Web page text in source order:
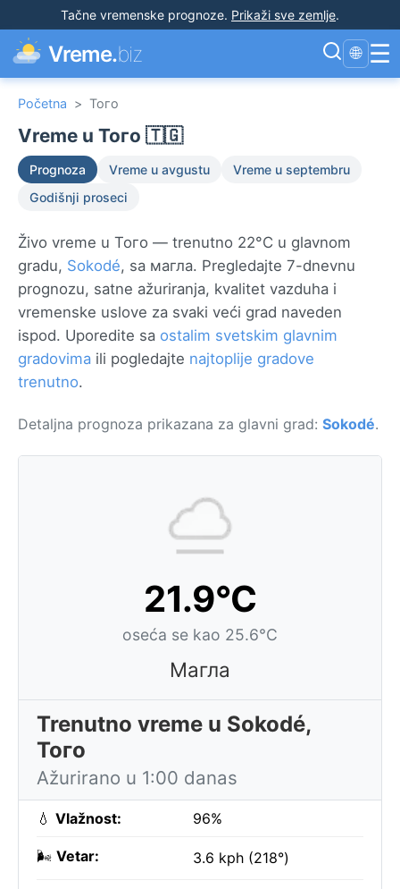
Tačne vremenske prognoze. Prikaži sve zemlje.
Vreme.biz 🌐 ☰
Početna > Того
Vreme u Того 🇹🇬
Prognoza Vreme u avgustu
Vreme u septembru
Godišnji proseci
Živo vreme u Того — trenutno 22°C u glavnom
gradu, Sokodé, sa магла. Pregledajte 7-dnevnu
prognozu, satne ažuriranja, kvalitet vazduha i
vremenske uslove za svaki veći grad naveden
ispod. Uporedite sa ostalim svetskim glavnim
gradovima ili pogledajte najtoplije gradove
trenutno.
Detaljna prognoza prikazana za glavni grad: Sokodé.
21.9°C
oseća se kao 25.6°C
Магла
Trenutno vreme u Sokodé,
Того
Ažurirano u 1:00 danas
💧 Vlažnost: 96%
🌬️ Vetar: 3.6 kph (218°)